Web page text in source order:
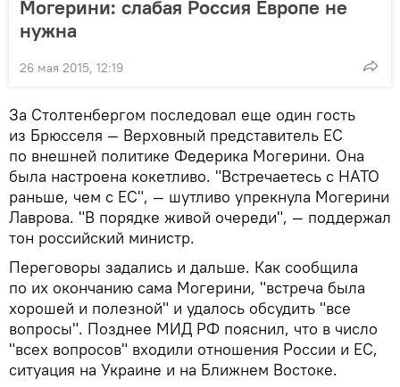
Могерини: слабая Россия Европе не
нужна
26 мая 2015, 12:19
За Столтенбергом последовал еще один гость
из Брюсселя — Верховный представитель ЕС
по внешней политике Федерика Могерини. Она
была настроена кокетливо. "Встречаетесь с НАТО
раньше, чем с ЕС", — шутливо упрекнула Могерини
Лаврова. "В порядке живой очереди", — поддержал
тон российский министр.
Переговоры задались и дальше. Как сообщила
по их окончанию сама Могерини, "встреча была
хорошей и полезной" и удалось обсудить "все
вопросы". Позднее МИД РФ пояснил, что в число
"всех вопросов" входили отношения России и ЕС,
ситуация на Украине и на Ближнем Востоке.